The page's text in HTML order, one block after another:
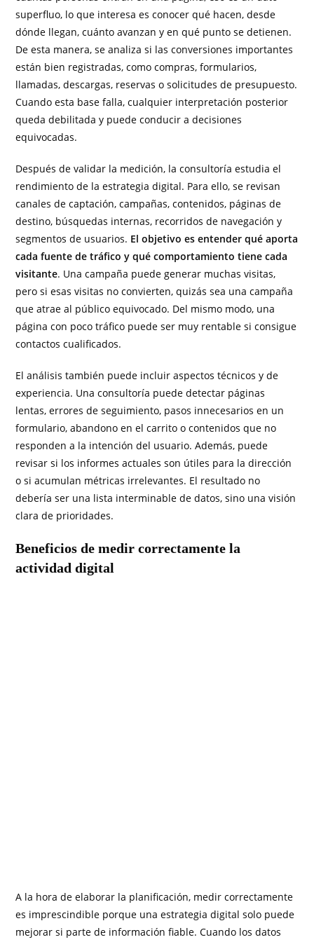
superfluo, lo que interesa es conocer qué hacen, desde
dónde llegan, cuánto avanzan y en qué punto se detienen.
De esta manera, se analiza si las conversiones importantes
están bien registradas, como compras, formularios,
llamadas, descargas, reservas o solicitudes de presupuesto.
Cuando esta base falla, cualquier interpretación posterior
queda debilitada y puede conducir a decisiones
equivocadas.
Después de validar la medición, la consultoría estudia el
rendimiento de la estrategia digital. Para ello, se revisan
canales de captación, campañas, contenidos, páginas de
destino, búsquedas internas, recorridos de navegación y
segmentos de usuarios. El objetivo es entender qué aporta
cada fuente de tráfico y qué comportamiento tiene cada
visitante. Una campaña puede generar muchas visitas,
pero si esas visitas no convierten, quizás sea una campaña
que atrae al público equivocado. Del mismo modo, una
página con poco tráfico puede ser muy rentable si consigue
contactos cualificados.
El análisis también puede incluir aspectos técnicos y de
experiencia. Una consultoría puede detectar páginas
lentas, errores de seguimiento, pasos innecesarios en un
formulario, abandono en el carrito o contenidos que no
responden a la intención del usuario. Además, puede
revisar si los informes actuales son útiles para la dirección
o si acumulan métricas irrelevantes. El resultado no
debería ser una lista interminable de datos, sino una visión
clara de prioridades.
Beneficios de medir correctamente la
actividad digital
A la hora de elaborar la planificación, medir correctamente
es imprescindible porque una estrategia digital solo puede
mejorar si parte de información fiable. Cuando los datos